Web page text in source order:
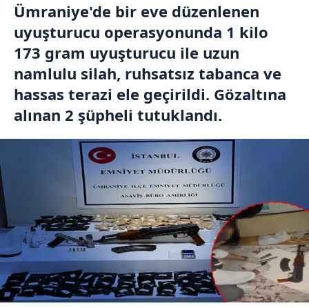
Ümraniye'de bir eve düzenlenen
uyuşturucu operasyonunda 1 kilo
173 gram uyuşturucu ile uzun
namlulu silah, ruhsatsız tabanca ve
hassas terazi ele geçirildi. Gözaltına
alınan 2 şüpheli tutuklandı.